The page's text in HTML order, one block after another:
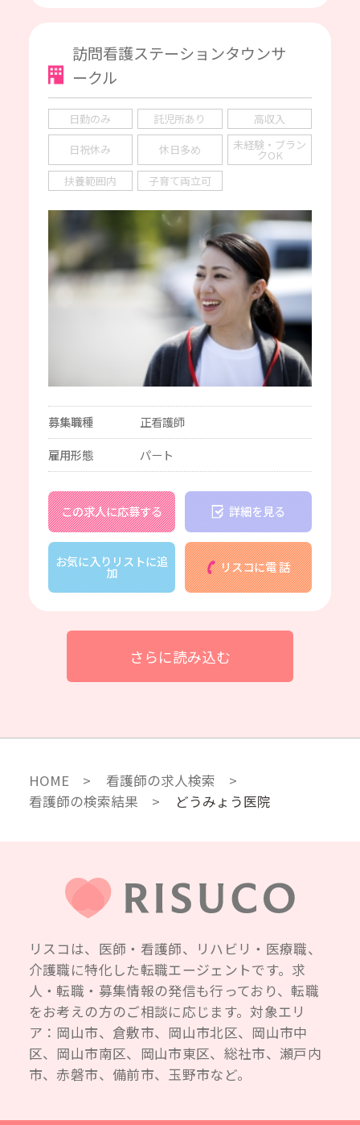
訪問看護ステーションタウンサ
ークル
日勤のみ 託児所あり 高収入
日祝休み 休日多め 未経験・ブラン
クOK
扶養範囲内
子育て両立可
募集職種
正看護師
雇用形態
パート
この求人に応募する 詳細を見る
お気に入りリストに追
加 リスコに電 話
さらに読み込む
HOME
看護師の求人検索
看護師の検索結果
どうみょう医院
リスコは、医師・看護師、リハビリ・医療職、
介護職に特化した転職エージェントです。求
人・転職・募集情報の発信も行っており、転職
をお考えの方のご相談に応じます。対象エリ
ア：岡山市、倉敷市、岡山市北区、岡山市中
区、岡山市南区、岡山市東区、総社市、瀬戸内
市、赤磐市、備前市、玉野市など。